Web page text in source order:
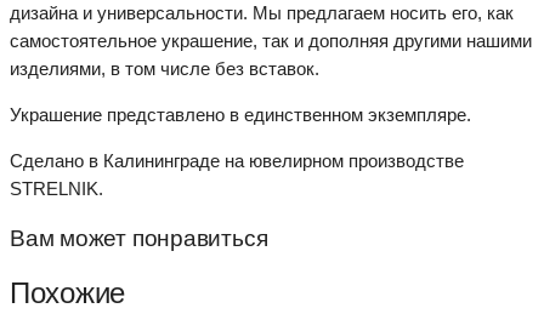
дизайна и универсальности. Мы предлагаем носить его, как
самостоятельное украшение, так и дополняя другими нашими
изделиями, в том числе без вставок.
Украшение представлено в единственном экземпляре.
Сделано в Калининграде на ювелирном производстве
STRELNIK.
Вам может понравиться
Похожие